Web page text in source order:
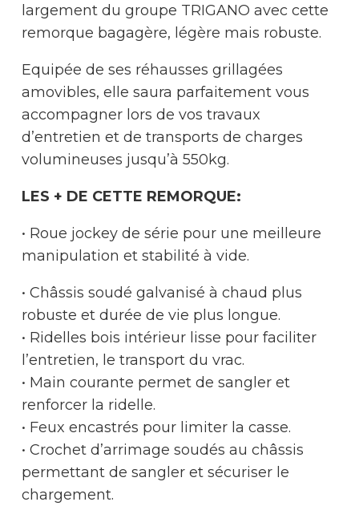
largement du groupe TRIGANO avec cette
remorque bagagère, légère mais robuste.
Equipée de ses réhausses grillagées
amovibles, elle saura parfaitement vous
accompagner lors de vos travaux
d’entretien et de transports de charges
volumineuses jusqu’à 550kg.
LES + DE CETTE REMORQUE:
• Roue jockey de série pour une meilleure
manipulation et stabilité à vide.
• Châssis soudé galvanisé à chaud plus
robuste et durée de vie plus longue.
• Ridelles bois intérieur lisse pour faciliter
l’entretien, le transport du vrac.
• Main courante permet de sangler et
renforcer la ridelle.
• Feux encastrés pour limiter la casse.
• Crochet d’arrimage soudés au châssis
permettant de sangler et sécuriser le
chargement.